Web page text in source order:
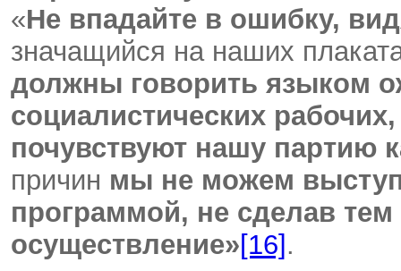
«Не впадайте в ошибку,
значащийся на наших
должны говорить языком
социалистических
почувствуют нашу партию
причин мы не можем
программой, не сделав
осуществление»[16].